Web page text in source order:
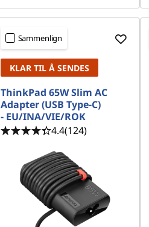
Sammenlign
KLAR TIL Å SENDES
ThinkPad 65W Slim AC
Adapter (USB Type-C)
- EU/INA/VIE/ROK
4.4(124)